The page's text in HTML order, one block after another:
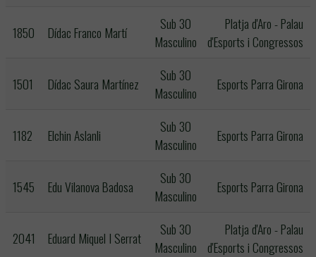
1850 Dídac Franco Martí
Sub 30
Masculino
Platja d'Aro - Palau
d'Esports i Congressos
1501 Dídac Saura Martínez
Sub 30
Masculino
Esports Parra Girona
1182 Elchin Aslanli
Sub 30
Masculino
Esports Parra Girona
1545 Edu Vilanova Badosa
Sub 30
Masculino
Esports Parra Girona
2041 Eduard Miquel I Serrat
Sub 30
Masculino
Platja d'Aro - Palau
d'Esports i Congressos